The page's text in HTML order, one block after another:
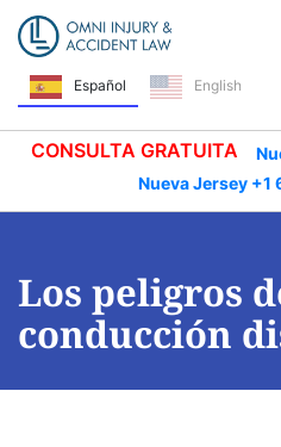
Saltar navegación
Español English
CONSULTA GRATUITA
Nueva Jersey
Los peligros
conducción